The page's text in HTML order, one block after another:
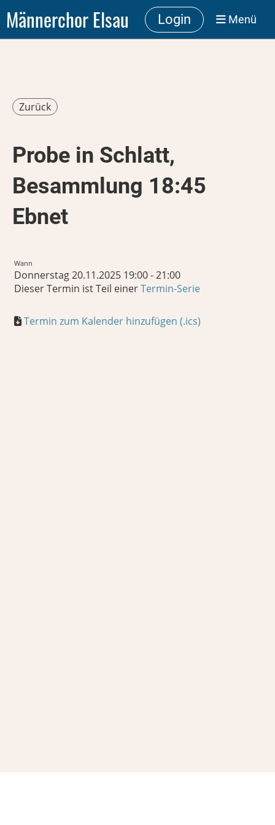
Männerchor Elsau Login Menü
Zurück
Probe in Schlatt,
Besammlung 18:45
Ebnet
Wann
Donnerstag 20.11.2025 19:00 - 21:00
Dieser Termin ist Teil einerTermin-Serie
Termin zum Kalender hinzufügen (.ics)